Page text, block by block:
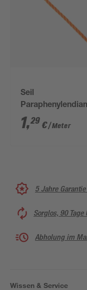
Seil
gedreht orange
Meterware 8 mm
1,29 €/ Meter
5 Jahre
Sorglos, 90
Abholung im
Wissen & Service